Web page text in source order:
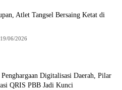
Atlet Tangsel Bersaing Ketat di
19/06/2026
Penghargaan Digitalisasi Daerah, Pilar
QRIS PBB Jadi Kunci